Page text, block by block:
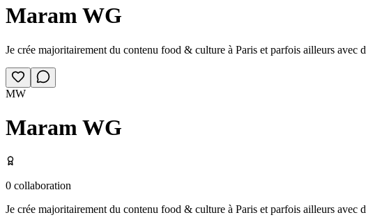
Maram WG
Je crée majoritairement du contenu food & culture à Paris et parfois ailleurs avec
MW
Maram WG
0 collaboration
Je crée majoritairement du contenu food & culture à Paris et parfois ailleurs avec